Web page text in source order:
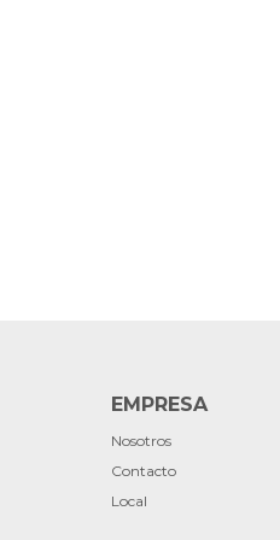
EMPRESA
Nosotros
Contacto
Local